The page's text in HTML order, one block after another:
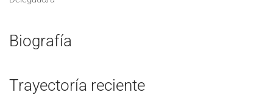
Biografía
Trayectoría reciente